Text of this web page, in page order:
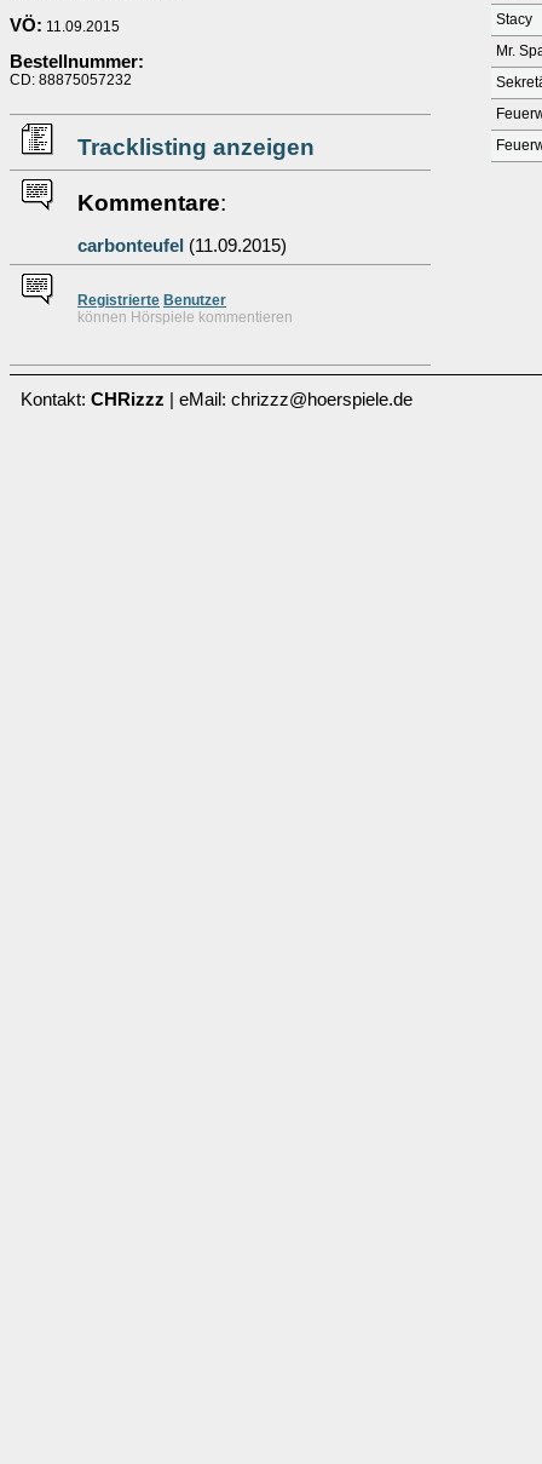
VÖ: 11.09.2015
Bestellnummer:
CD: 88875057232
Tracklisting anzeigen
Kommentare:
carbonteufel (11.09.2015)
Registrierte Benutzer
können Hörspiele kommentieren
Stacy
Mr.
Kontakt: CHRizzz | eMail: chrizzz@hoerspiele.de